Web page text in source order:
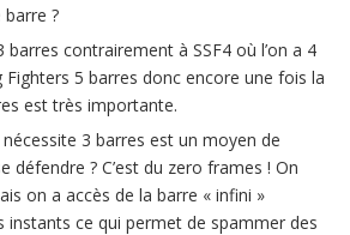
?
barres contrairement à SSF4 où l’on a 4
Fighters 5 barres donc encore une fois la
est très importante.
3 barres est un moyen de
défendre ? C’est du zero frames ! On
on a accès de la barre « infini »
instants ce qui permet de spammer des